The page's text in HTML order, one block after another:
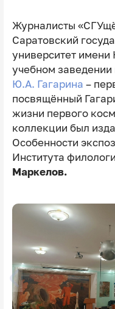
Журналисты
Саратовский
университет
учебном заведении
Ю.А. Гагарина –
посвящённый
жизни первого
коллекции был
Особенности
Института
Маркелов.